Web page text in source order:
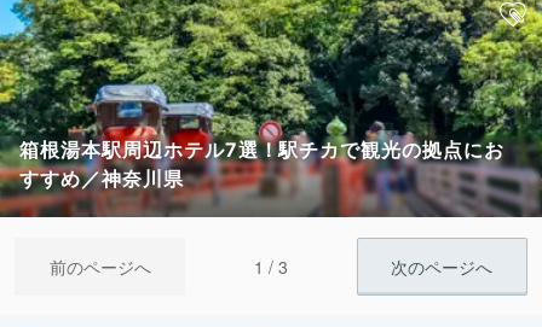
箱根湯本駅周辺ホテル7選！駅チカで観光の拠点にお
すすめ／神奈川県
前のページへ 1 / 3 次のページへ